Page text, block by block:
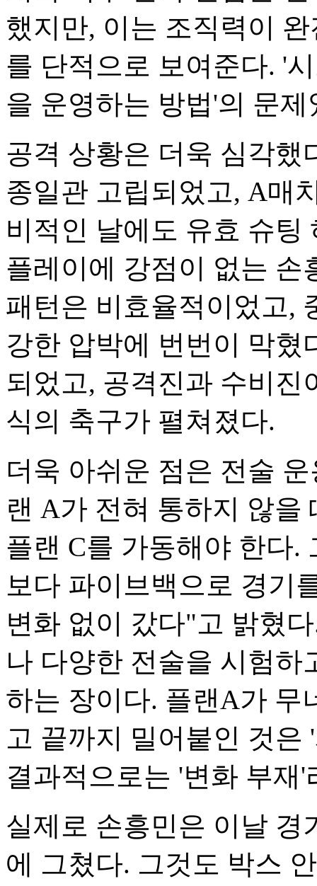
했지만, 이는 조직력이
를 단적으로 보여준다. '
을 운영하는 방법'의 문
공격 상황은 더욱 심각했
종일관 고립되었고, A매
비적인 날에도 유효 슈팅
플레이에 강점이 없는 손
패턴은 비효율적이었고,
강한 압박에 번번이 막혔
되었고, 공격진과 수비진
식의 축구가 펼쳐졌다.
더욱 아쉬운 점은 전술
랜 A가 전혀 통하지 않을
플랜 C를 가동해야 한다.
보다 파이브백으로 경기
변화 없이 갔다"고 밝혔
나 다양한 전술을 시험
하는 장이다. 플랜A가 무
고 끝까지 밀어붙인 것은
결과적으로는 '변화 부재
실제로 손흥민은 이날 경
에 그쳤다. 그것도 박스